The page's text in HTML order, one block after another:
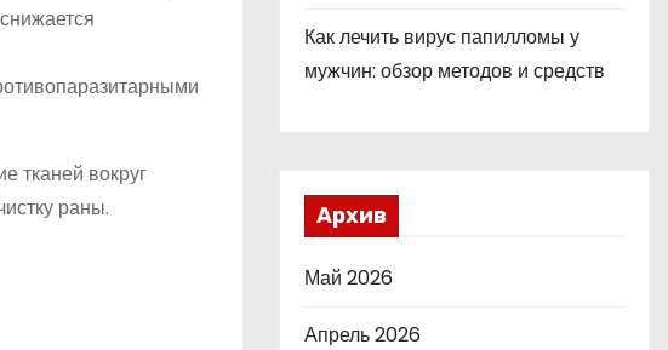
тканей вокруг
раны.
Как лечить вирус папилломы у
мужчин: обзор методов и средств
Архив
Май 2026
Апрель 2026